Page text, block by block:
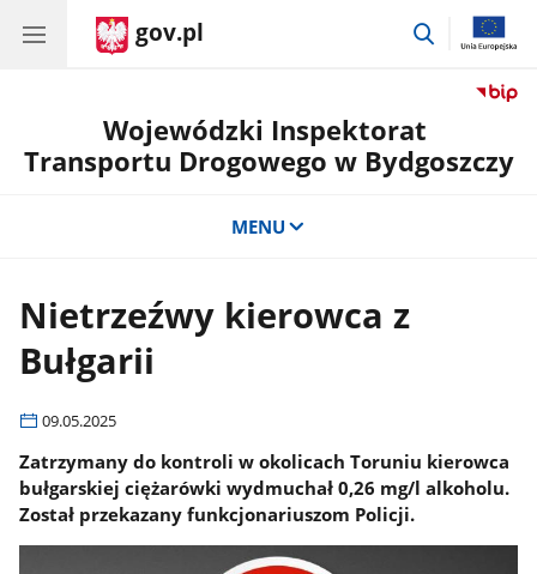
gov.pl
przejdź
Wojewódzki Inspektorat
Transportu Drogowego w Bydgoszczy
MENU
Nietrzeźwy kierowca z
Bułgarii
09.05.2025
Zatrzymany do kontroli w okolicach Toruniu kierowca
bułgarskiej ciężarówki wydmuchał 0,26 mg/l alkoholu.
Został przekazany funkcjonariuszom Policji.